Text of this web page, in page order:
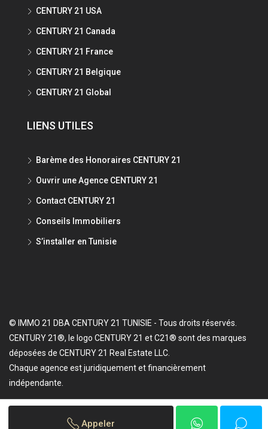
CENTURY 21 USA
CENTURY 21 Canada
CENTURY 21 France
CENTURY 21 Belgique
CENTURY 21 Global
LIENS UTILES
Barème des Honoraires CENTURY 21
Ouvrir une Agence CENTURY 21
Contact CENTURY 21
Conseils Immobiliers
S’installer en Tunisie
© IMMO 21 DBA CENTURY 21 TUNISIE - Tous droits réservés.
CENTURY 21®, le logo CENTURY 21 et C21® sont des marques
déposées de CENTURY 21 Real Estate LLC.
Chaque agence est juridiquement et financièrement
indépendante.